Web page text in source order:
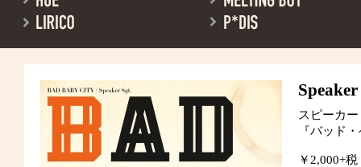
スピーカ
『バッド
￥2,000+税